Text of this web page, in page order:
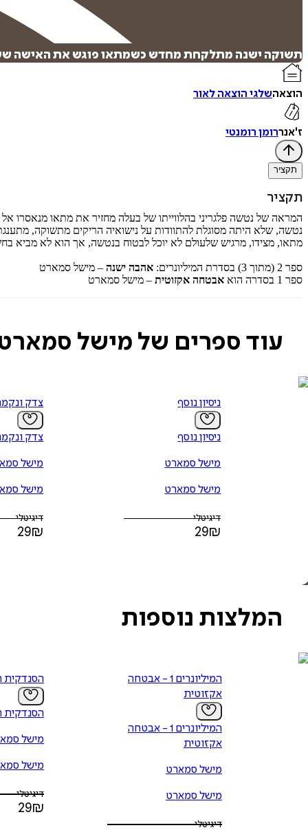
תשוקה ישנה מתלקחת מחדש כשמתאו פוגש את האישה
הוצאהשלגי הוצאה לאור
ז'אנררומן רומנטי
תקציר
תקציר
המראה של נטשה פלגריני בהלווייתו של בעלה מחזיר את מתאו מנאסרו
נטשה, שלא היתה מסוגלת להתוודות על נישואיה הריקים מתשוקה,
מתאו, מצידו, מרגיש שלעולם לא יוכל לבטוח בנטשה, אך הוא לא
ספר 2 (מתוך 3) בסדרת המיליונרים: אהבה ישנה – מישל סמארט
ספר 1 בסדרה הוא
אבטחה אקזוטית – מישל סמארט
עוד ספרים של מישל
ניסיון נוסף
ניסיון נוסף
מישל סמארט
מישל סמארט
דיגיטלי
29₪
צדק
צדק
מישל
מישל
דיגיטלי
29₪
המלצות נוספות
המיליונרים 1 - אבטחה
אקזוטית
המיליונרים 1 - אבטחה
אקזוטית
מישל סמארט
מישל סמארט
דיגיטלי
הסנדקית
הסנדקית
מישל
מישל
דיגיטלי
29₪